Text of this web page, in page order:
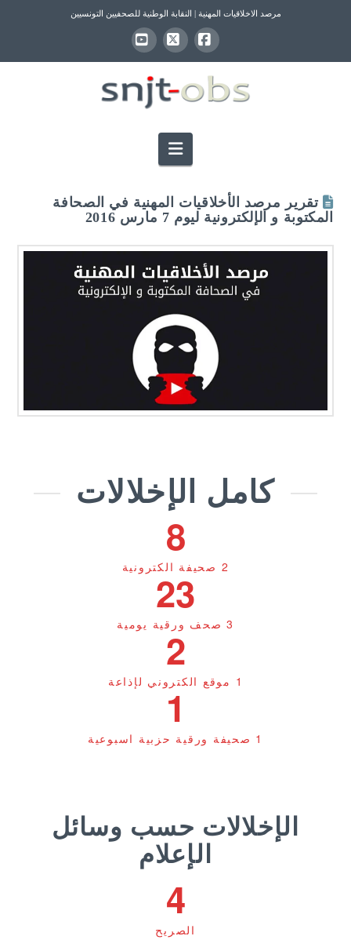
مرصد الاخلاقيات المهنية | النقابة الوطنية للصحفيين التونسيين
Facebook
X
YouTube
Navigation
تقرير مرصد الأخلاقيات المهنية في الصحافة
المكتوبة و الإلكترونية ليوم 7 مارس 2016
كامل الإخلالات
8
2 صحيفة الكترونية
23
3 صحف ورقية يومية
2
1 موقع الكتروني لإذاعة
1
1 صحيفة ورقية حزبية اسبوعية
الإخلالات حسب وسائل
الإعلام
4
الصريح